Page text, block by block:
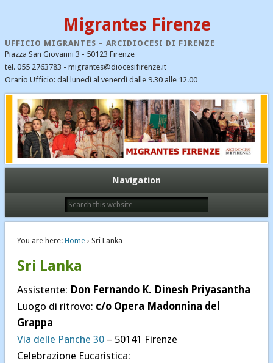
Migrantes Firenze
UFFICIO MIGRANTES – ARCIDIOCESI DI FIRENZE
Piazza San Giovanni 3 - 50123 Firenze
tel. 055 2763783 - migrantes@diocesifirenze.it
Orario Ufficio: dal lunedì al venerdì dalle 9.30 alle 12.00
CATEGORIE
Cristiani nel mondo
Dialogo interreligioso
Emergenza profughi
Fondazione Migrantes
Links
Notizie
Notizie diocesane
Pastorale dei Migranti
Navigation
You are here: Home› Sri Lanka
Sri Lanka
Assistente: Don Fernando K. Dinesh Priyasantha
Luogo di ritrovo: c/o Opera Madonnina del
Grappa
Via delle Panche 30– 50141 Firenze
Celebrazione Eucaristica: